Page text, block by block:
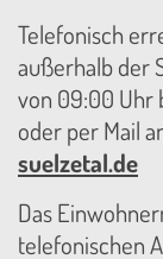
Telefonisch
außerhalb der
von 09:00 Uhr
oder per Mail
suelzetal.de
Das
telefonischen